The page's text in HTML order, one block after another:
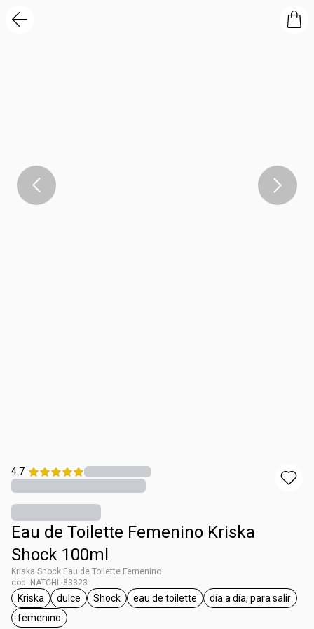
4.7
Eau de Toilette Femenino Kriska
Shock 100ml
Kriska Shock Eau de Toilette Femenino
cod. NATCHL-83323
general.tag Kriska
Kriska
general.tag dulce
dulce
general.tag Shock
Shock
general.tag eau de toilette
eau de toilette
general.tag
día a día, para salir
general.tag femenino
femenino